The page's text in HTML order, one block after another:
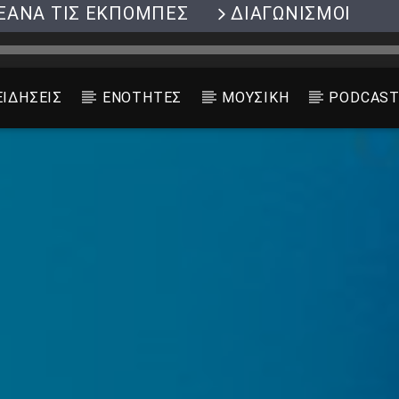
ΤΙΣ ΕΚΠΟΜΠΕΣ ΔΙΑΓΩΝΙΣΜΟΙ
ΕΝΟΤΗΤΕΣ ΜΟΥΣΙΚΗ